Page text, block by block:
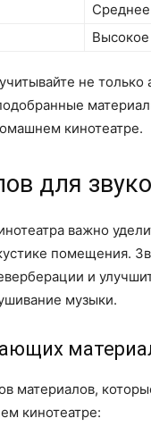
Среднее
Высокое
не только
кинотеатре.
для
важно
помещения.
и
музыки.
материалов,
кинотеатре: